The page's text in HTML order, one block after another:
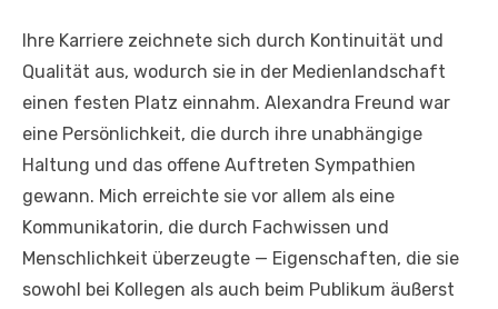
Ihre Karriere zeichnete sich durch Kontinuität und
Qualität aus, wodurch sie in der Medienlandschaft
einen festen Platz einnahm. Alexandra Freund war
eine Persönlichkeit, die durch ihre unabhängige
Haltung und das offene Auftreten Sympathien
gewann. Mich erreichte sie vor allem als eine
Kommunikatorin, die durch Fachwissen und
Menschlichkeit überzeugte — Eigenschaften, die sie
sowohl bei Kollegen als auch beim Publikum äußerst